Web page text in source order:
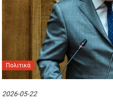
Πολιτικά
2026-05-22